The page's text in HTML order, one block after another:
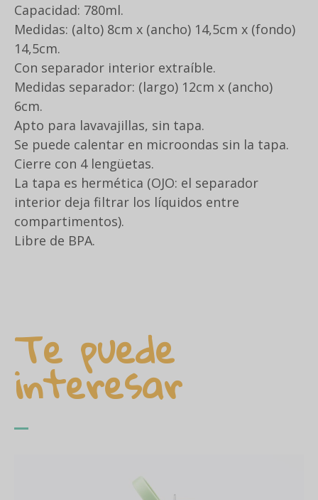
Capacidad: 780ml.
Medidas: (alto) 8cm x (ancho) 14,5cm x (fondo)
14,5cm.
Con separador interior extraíble.
Medidas separador: (largo) 12cm x (ancho)
6cm.
Apto para lavavajillas, sin tapa.
Se puede calentar en microondas sin la tapa.
Cierre con 4 lengüetas.
La tapa es hermética (OJO: el separador
interior deja filtrar los líquidos entre
compartimentos).
Libre de BPA.
Te puede
interesar